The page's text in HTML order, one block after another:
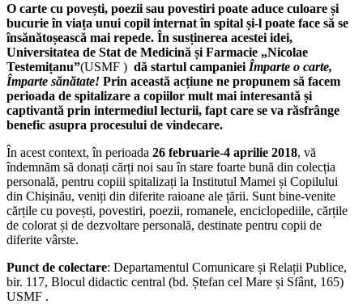
O carte cu povești, poezii sau povestiri poate aduce culoare și
bucurie în viața unui copil internat în spital și-l poate face să se
însănătoșească mai repede. În susținerea acestei idei,
Universitatea de Stat de Medicină și Farmacie „Nicolae
Testemițanu”(USMF ) dă startul campaniei Împarte o carte,
Împarte sănătate! Prin această acțiune ne propunem să facem
perioada de spitalizare a copiilor mult mai interesantă și
captivantă prin intermediul lecturii, fapt care se va răsfrânge
benefic asupra procesului de vindecare.
În acest context, în perioada 26 februarie-4 aprilie 2018, vă
îndemnăm să donați cărți noi sau în stare foarte bună din colecția
personală, pentru copiii spitalizați la Institutul Mamei și Copilului
din Chișinău, veniți din diferite raioane ale țării. Sunt bine-venite
cărțile cu povești, povestiri, poezii, romanele, enciclopediile, cărțile
de colorat și de dezvoltare personală, destinate pentru copii de
diferite vârste.
Punct de colectare: Departamentul Comunicare și Relații Publice,
bir. 117, Blocul didactic central (bd. Ștefan cel Mare și Sfânt, 165)
USMF .